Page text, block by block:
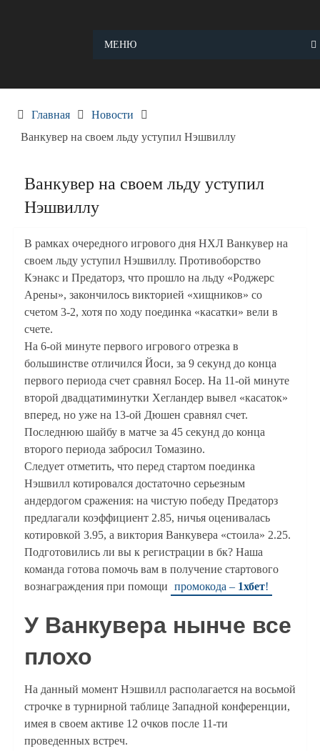
МЕНЮ
Главная
Новости
Ванкувер на своем льду уступил Нэшвиллу
Ванкувер на своем льду уступил
Нэшвиллу
В рамках очередного игрового дня НХЛ Ванкувер на
своем льду уступил Нэшвиллу. Противоборство
Кэнакс и Предаторз, что прошло на льду «Роджерс
Арены», закончилось викторией «хищников» со
счетом 3-2, хотя по ходу поединка «касатки» вели в
счете.
На 6-ой минуте первого игрового отрезка в
большинстве отличился Йоси, за 9 секунд до конца
первого периода счет сравнял Босер. На 11-ой минуте
второй двадцатиминутки Хегландер вывел «касаток»
вперед, но уже на 13-ой Дюшен сравнял счет.
Последнюю шайбу в матче за 45 секунд до конца
второго периода забросил Томазино.
Следует отметить, что перед стартом поединка
Нэшвилл котировался достаточно серьезным
андердогом сражения: на чистую победу Предаторз
предлагали коэффициент 2.85, ничья оценивалась
котировкой 3.95, а виктория Ванкувера «стоила» 2.25.
Подготовились ли вы к регистрации в бк? Наша
команда готова помочь вам в получение стартового
вознаграждения при помощи промокода – 1хбет!
У Ванкувера нынче все
плохо
На данный момент Нэшвилл располагается на восьмой
строчке в турнирной таблице Западной конференции,
имея в своем активе 12 очков после 11-ти
проведенных встреч.